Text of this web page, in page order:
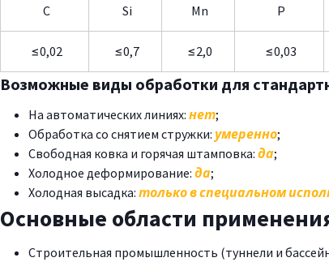
C Si Mn P
≤0,02 ≤0,7 ≤2,0 ≤0,03
Возможные виды обработки для
На автоматических линиях:нет;
Обработка со снятием стружки:умеренно;
Свободная ковка и горячая штамповка:да;
Холодное деформирование:да;
Холодная высадка:только в специальном
Основные области
Строительная промышленность (туннели и